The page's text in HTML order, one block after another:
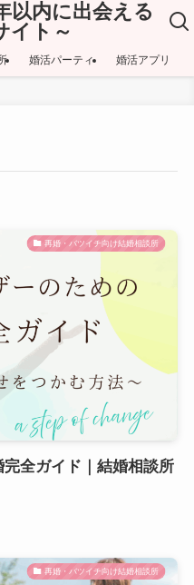
以内に出会える
イト～
婚活パーティ 婚活アプリ
再婚・バツイチ向け結婚相談所
全ガイド｜結婚相談所
再婚・バツイチ向け結婚相談所